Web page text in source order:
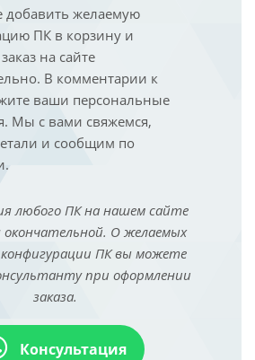
добавить желаемую
ПК в корзину и
на сайте
В комментарии к
ваши персональные
Мы с вами свяжемся,
и сообщим по
любого ПК на нашем сайте
окончательной. О желаемых
конфигурации ПК вы можете
при оформлении
заказа.
Консультация